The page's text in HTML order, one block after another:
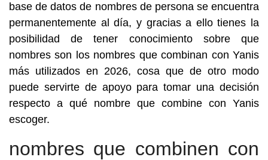
base de datos de nombres de persona se encuentra
permanentemente al día, y gracias a ello tienes la
posibilidad de tener conocimiento sobre que
nombres son los nombres que combinan con Yanis
más utilizados en 2026, cosa que de otro modo
puede servirte de apoyo para tomar una decisión
respecto a qué nombre que combine con Yanis
escoger.
nombres que combinen con